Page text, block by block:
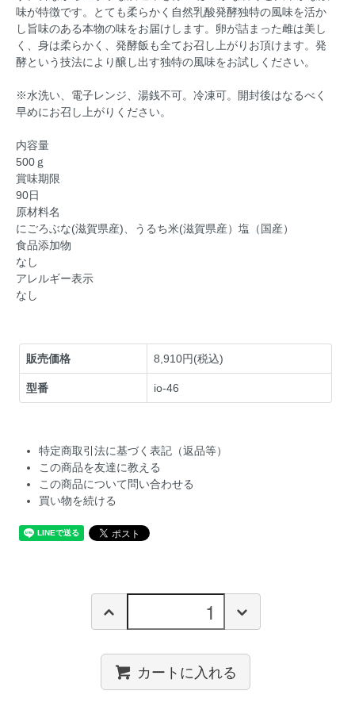
味が特徴です。とても柔らかく自然乳酸発酵独特の風味を活か
し旨味のある本物の味をお届けします。卵が詰まった雌は美し
く、身は柔らかく、発酵飯も全てお召し上がりお頂けます。発
酵という技法により醸し出す独特の風味をお試しください。
※水洗い、電子レンジ、湯銭不可。冷凍可。開封後はなるべく
早めにお召し上がりください。
内容量
500ｇ
賞味期限
90日
原材料名
にごろぶな(滋賀県産)、うるち米(滋賀県産）塩（国産）
食品添加物
なし
アレルギー表示
なし
販売価格 8,910円(税込)
型番 io-46
特定商取引法に基づく表記（返品等）
この商品を友達に教える
この商品について問い合わせる
買い物を続ける
カートに入れる